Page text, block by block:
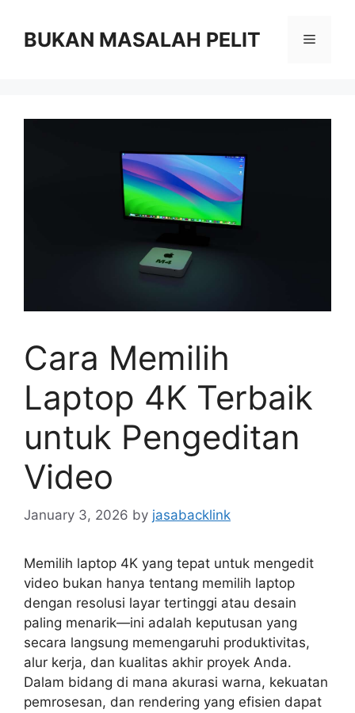
contentBUKAN MASALAH PELIT Menu
Cara Memilih
Laptop 4K Terbaik
untuk Pengeditan
Video
January 3, 2026 by jasabacklink
Memilih laptop 4K yang tepat untuk mengedit
video bukan hanya tentang memilih laptop
dengan resolusi layar tertinggi atau desain
paling menarik—ini adalah keputusan yang
secara langsung memengaruhi produktivitas,
alur kerja, dan kualitas akhir proyek Anda.
Dalam bidang di mana akurasi warna, kekuatan
pemrosesan, dan rendering yang efisien dapat